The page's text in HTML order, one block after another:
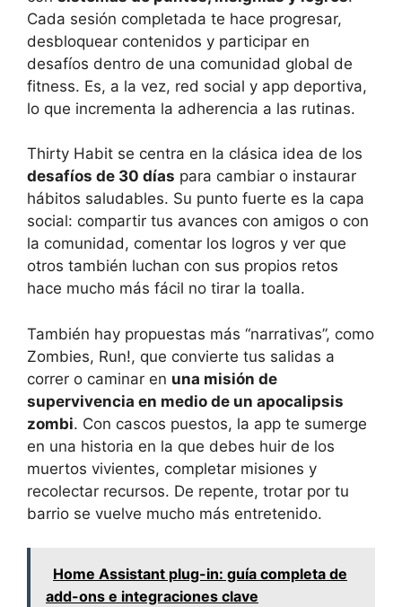
Cada sesión completada te hace progresar,
desbloquear contenidos y participar en
desafíos dentro de una comunidad global de
fitness. Es, a la vez, red social y app deportiva,
lo que incrementa la adherencia a las rutinas.
Thirty Habit se centra en la clásica idea de los
desafíos de 30 días para cambiar o instaurar
hábitos saludables. Su punto fuerte es la capa
social: compartir tus avances con amigos o con
la comunidad, comentar los logros y ver que
otros también luchan con sus propios retos
hace mucho más fácil no tirar la toalla.
También hay propuestas más “narrativas”, como
Zombies, Run!, que convierte tus salidas a
correr o caminar en una misión de
supervivencia en medio de un apocalipsis
zombi. Con cascos puestos, la app te sumerge
en una historia en la que debes huir de los
muertos vivientes, completar misiones y
recolectar recursos. De repente, trotar por tu
barrio se vuelve mucho más entretenido.
Home Assistant plug-in: guía completa de
add-ons e integraciones clave